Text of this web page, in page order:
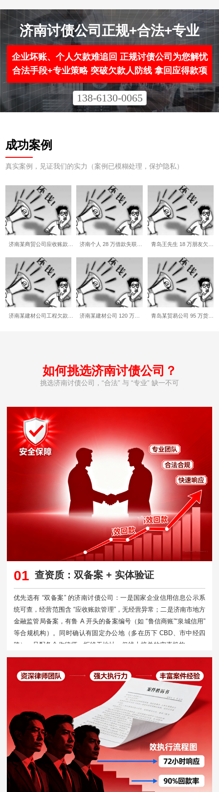
济南讨债公司正规+合法+专业
企业坏账、个人欠款难追回 正规讨债公司为您解忧
合法手段+专业策略 突破欠款人防线 拿回应得款项
138-6130-0065
成功案例
真实案例，见证我们的实力（案例已模糊处理，保护隐私）
济南某商贸公司应收账款…
济南某建材公司工程欠款…
济南个人 28 万借款失联…
济南某建材公司 120 万…
青岛王先生 18 万朋友欠…
青岛某贸易公司 95 万货…
如何挑选济南讨债公司？
挑选济南讨债公司，“合法” 与 “专业” 缺一不可
01 查资质：双备案 + 实体验证
优先选有 “双备案” 的济南讨债公司：一是国家企业信用信息公示系
统可查，经营范围含 “应收账款管理”，无经营异常；二是济南市地方
金融监管局备案，有鲁 A 开头的备案编号（如 “鲁信商账”“泉城信用”
等合规机构）。同时确认有固定办公地（多在历下 CBD、市中经四
路），且配备合作律师，拒绝无地址、仅线上接单的空壳机构。​